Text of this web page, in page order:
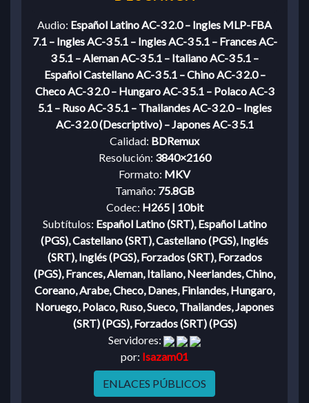
Audio: Español Latino AC-3 2.0 – Ingles MLP-FBA
7.1 – Ingles AC-3 5.1 – Ingles AC-3 5.1 – Frances AC-
3 5.1 – Aleman AC-3 5.1 – Italiano AC-3 5.1 –
Español Castellano AC-3 5.1 – Chino AC-3 2.0 –
Checo AC-3 2.0 – Hungaro AC-3 5.1 – Polaco AC-3
5.1 – Ruso AC-3 5.1 – Thailandes AC-3 2.0 – Ingles
AC-3 2.0 (Descriptivo) – Japones AC-3 5.1
Calidad: BDRemux
Resolución: 3840×2160
Formato: MKV
Tamaño: 75.8GB
Codec: H265 | 10bit
Subtítulos: Español Latino (SRT), Español Latino
(PGS), Castellano (SRT), Castellano (PGS), Inglés
(SRT), Inglés (PGS), Forzados (SRT), Forzados
(PGS), Frances, Aleman, Italiano, Neerlandes, Chino,
Coreano, Arabe, Checo, Danes, Finlandes, Hungaro,
Noruego, Polaco, Ruso, Sueco, Thailandes, Japones
(SRT) (PGS), Forzados (SRT) (PGS)
Servidores:
por: Isazam01
ENLACES PÚBLICOS